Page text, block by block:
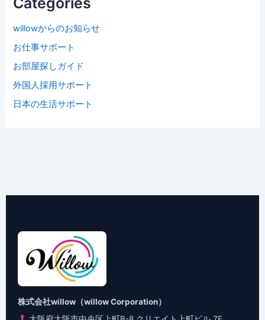
willowからのお知らせ
お仕事サポート
お部屋探しガイド
外国人採用サポート
日本の生活サポート
株式会社willow（willow Corporation）